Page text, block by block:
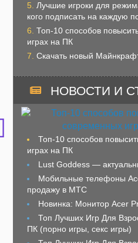
Лучшие игроки для
кого подписать на каждую
Топ-10 способов
играх на ПК
Скачать новый
НОВОСТИ И
Топ-10 способов
играх на ПК
Lust Goddess —
Мобильные телефоны
продажу в МТС
Новинка: Монитор Acer
Топ Лучших Игр Для
ПК (порно игры, секс игры)